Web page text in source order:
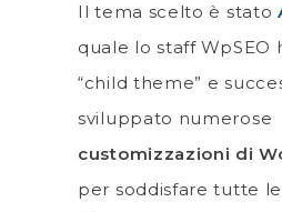
Il tema scelto è stato
quale lo staff WpSEO
“child theme” e
sviluppato numerose
customizzazioni di
per soddisfare tutte